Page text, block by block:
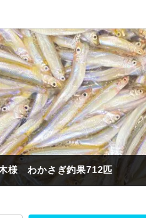
様 わかさぎ釣果712匹